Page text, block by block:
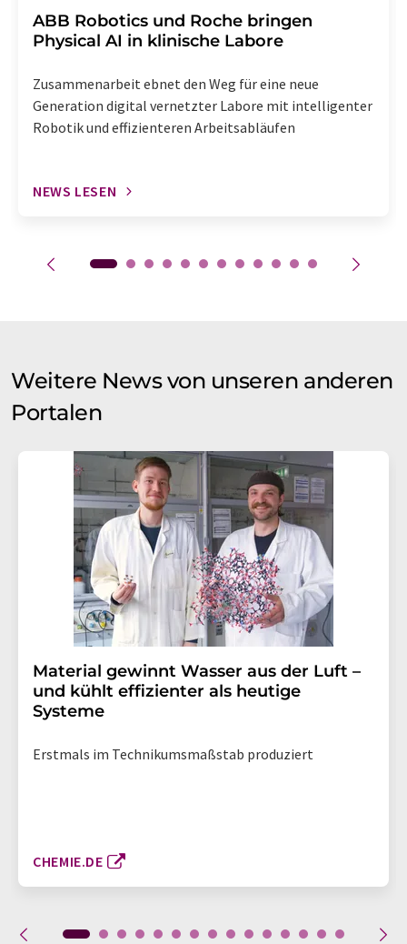
​​​​​​​ABB Robotics und Roche bringen
Physical AI in klinische Labore
Zusammenarbeit ebnet den Weg für eine neue
Generation digital vernetzter Labore mit intelligenter
Robotik und effizienteren Arbeitsabläufen
NEWS LESEN
Weitere News von unseren anderen
Portalen
Material gewinnt Wasser aus der Luft –
und kühlt effizienter als heutige
Systeme
Erstmals im Technikumsmaßstab produziert
CHEMIE.DE